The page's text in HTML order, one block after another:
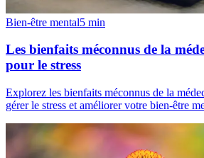
Bien-être mental5 min
Les bienfaits méconnus de la
pour le stress
Explorez les bienfaits méconnus de la
gérer le stress et améliorer votre bien-être